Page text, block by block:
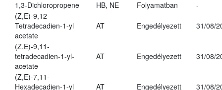
1,3-Dichloropropene HB, NE Folyamatban
-
(Z,E)-9,12-
Tetradecadien-1-yl
acetate
AT Engedélyezett 31/08/
(Z,E)-9,11-
tetradecadien-1-yl-
acetate
AT Engedélyezett 31/08/
(Z,E)-7,11-
Hexadecadien-1-yl
AT Engedélyezett 31/08/